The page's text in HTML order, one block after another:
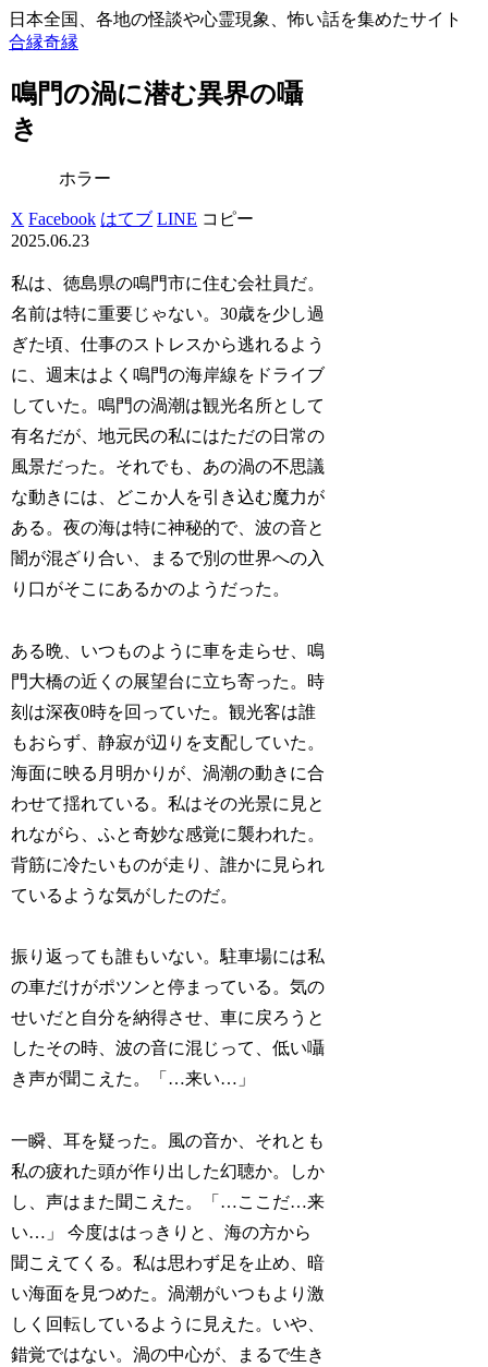
日本全国、各地の怪談や心霊現象、怖い話を集めたサイト
合縁奇縁
鳴門の渦に潜む異界の囁
き
ホラー
X Facebook はてブ LINE コピー
2025.06.23
私は、徳島県の鳴門市に住む会社員だ。
名前は特に重要じゃない。30歳を少し過
ぎた頃、仕事のストレスから逃れるよう
に、週末はよく鳴門の海岸線をドライブ
していた。鳴門の渦潮は観光名所として
有名だが、地元民の私にはただの日常の
風景だった。それでも、あの渦の不思議
な動きには、どこか人を引き込む魔力が
ある。夜の海は特に神秘的で、波の音と
闇が混ざり合い、まるで別の世界への入
り口がそこにあるかのようだった。
ある晩、いつものように車を走らせ、鳴
門大橋の近くの展望台に立ち寄った。時
刻は深夜0時を回っていた。観光客は誰
もおらず、静寂が辺りを支配していた。
海面に映る月明かりが、渦潮の動きに合
わせて揺れている。私はその光景に見と
れながら、ふと奇妙な感覚に襲われた。
背筋に冷たいものが走り、誰かに見られ
ているような気がしたのだ。
振り返っても誰もいない。駐車場には私
の車だけがポツンと停まっている。気の
せいだと自分を納得させ、車に戻ろうと
したその時、波の音に混じって、低い囁
き声が聞こえた。「…来い…」
一瞬、耳を疑った。風の音か、それとも
私の疲れた頭が作り出した幻聴か。しか
し、声はまた聞こえた。「…ここだ…来
い…」 今度ははっきりと、海の方から
聞こえてくる。私は思わず足を止め、暗
い海面を見つめた。渦潮がいつもより激
しく回転しているように見えた。いや、
錯覚ではない。渦の中心が、まるで生き